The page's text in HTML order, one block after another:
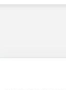
Toppen